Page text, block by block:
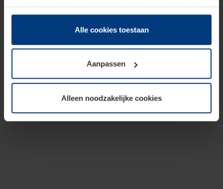
hun diensten hebben verzameld.
Juridisch hebben wij het recht om cookies op uw
van deze pagina's absoluut vereist is. Voor alle andere
soorten cookies is uw toestemming benodigd. Uw
toestemming kunt u op elk moment bij de uitleg van de
wijzigen of herroepen.
Alle cookies toestaan
Aanpassen
Alleen noodzakelijke cookies